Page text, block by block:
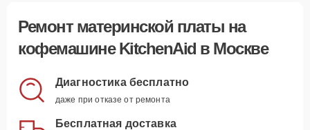
Ремонт материнской платы на
кофемашине KitchenAid в Москве
Диагностика бесплатно
даже при отказе от ремонта
Бесплатная доставка